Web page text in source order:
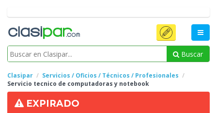
Buscar
Clasipar
Servicios / Oficios / Técnicos / Profesionales
Servicio tecnico de computadoras y notebook
EXPIRADO